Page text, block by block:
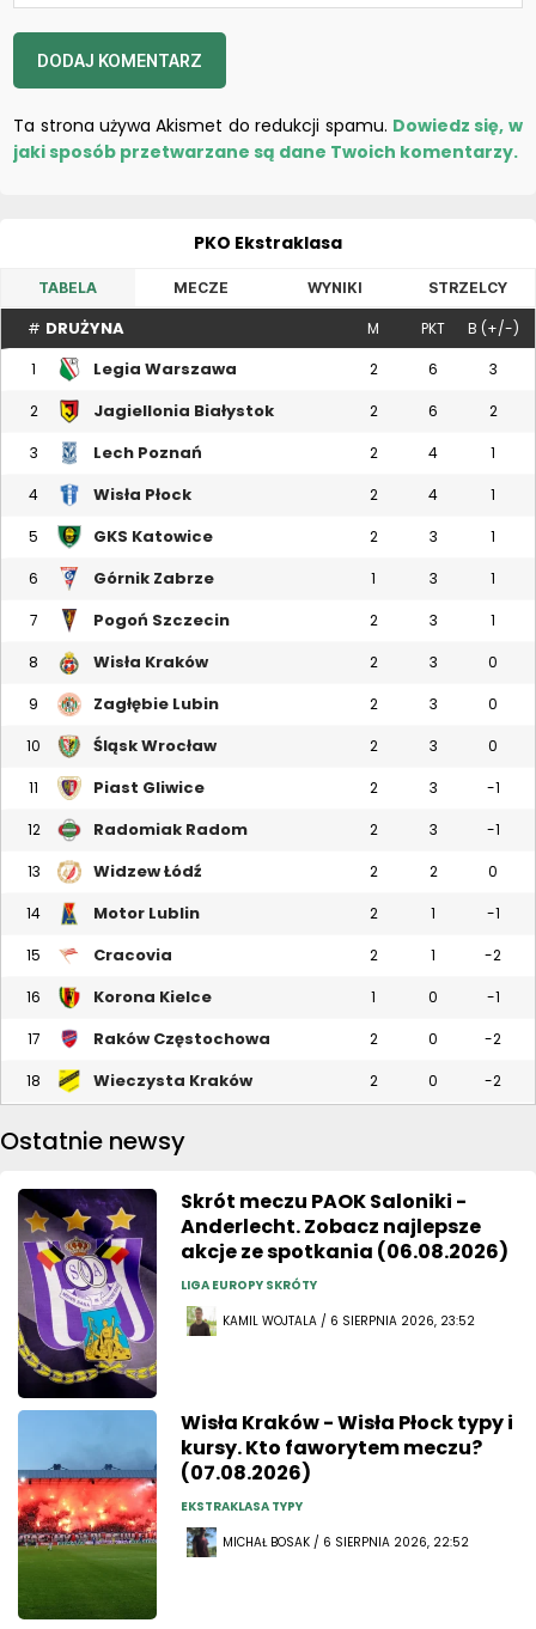
Ta strona używa Akismet do redukcji spamu. Dowiedz się, w
jaki sposób przetwarzane są dane Twoich komentarzy.
PKO Ekstraklasa
TABELA MECZE WYNIKI STRZELCY
# DRUŻYNA M PKT B (+/-)
1 Legia Warszawa 2 6 3
2 Jagiellonia Białystok 2 6 2
3 Lech Poznań 2 4 1
4 Wisła Płock 2 4 1
5 GKS Katowice 2 3 1
6 Górnik Zabrze 1 3 1
7 Pogoń Szczecin 2 3 1
8 Wisła Kraków 2 3 0
9 Zagłębie Lubin 2 3 0
10 Śląsk Wrocław 2 3 0
11 Piast Gliwice 2 3 -1
12 Radomiak Radom 2 3 -1
13 Widzew Łódź 2 2 0
14 Motor Lublin 2 1 -1
15 Cracovia 2 1 -2
16 Korona Kielce 1 0 -1
17 Raków Częstochowa 2 0 -2
18 Wieczysta Kraków 2 0 -2
Ostatnie newsy
Skrót meczu PAOK Saloniki -
Anderlecht. Zobacz najlepsze
akcje ze spotkania (06.08.2026)
LIGA EUROPY SKRÓTY
KAMIL WOJTALA / 6 SIERPNIA 2026, 23:52
Wisła Kraków - Wisła Płock typy i
kursy. Kto faworytem meczu?
(07.08.2026)
EKSTRAKLASA TYPY
MICHAŁ BOSAK / 6 SIERPNIA 2026, 22:52